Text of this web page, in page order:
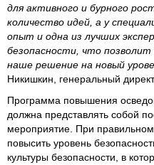
для активного и бурного
количество идей, а у
опыт и одна из лучших
безопасности, что
наше решение на новый
Никишкин, генеральный
Программа повышения
должна представлять собой
мероприятие. При
повысить уровень
культуры безопасности, в